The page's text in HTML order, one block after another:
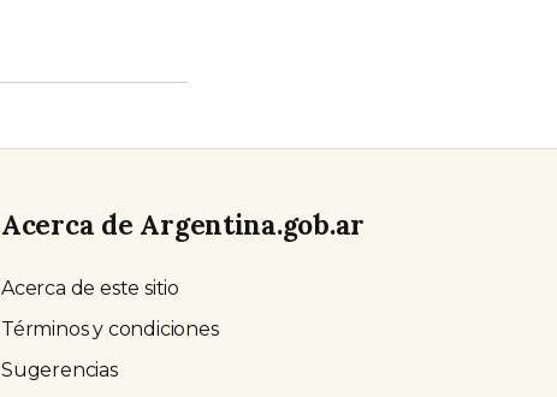
Acerca de Argentina.gob.ar
Acerca de este sitio
Términos y condiciones
Sugerencias